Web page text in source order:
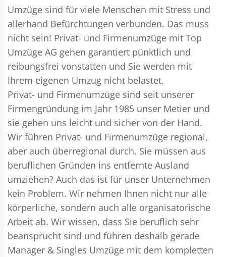
Umzüge sind für viele Menschen mit Stress und
allerhand Befürchtungen verbunden. Das muss
nicht sein! Privat- und Firmenumzüge mit Top
Umzüge AG gehen garantiert pünktlich und
reibungsfrei vonstatten und Sie werden mit
Ihrem eigenen Umzug nicht belastet.
Privat- und Firmenumzüge sind seit unserer
Firmengründung im Jahr 1985 unser Metier und
sie gehen uns leicht und sicher von der Hand.
Wir führen Privat- und Firmenumzüge regional,
aber auch überregional durch. Sie müssen aus
beruflichen Gründen ins entfernte Ausland
umziehen? Auch das ist für unser Unternehmen
kein Problem. Wir nehmen Ihnen nicht nur alle
körperliche, sondern auch alle organisatorische
Arbeit ab. Wir wissen, dass Sie beruflich sehr
beansprucht sind und führen deshalb gerade
Manager & Singles Umzüge mit dem kompletten